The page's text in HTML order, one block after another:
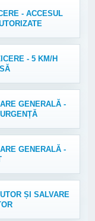
- ACCESUL
- 5 KM/H
GENERALĂ -
GENERALĂ -
ȘI SALVARE